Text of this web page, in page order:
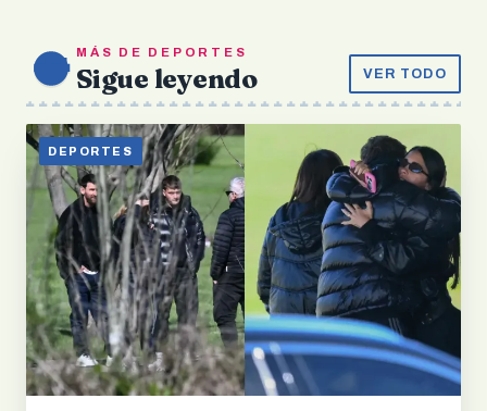
MÁS DE DEPORTES
Sigue leyendo VER TODO
DEPORTES